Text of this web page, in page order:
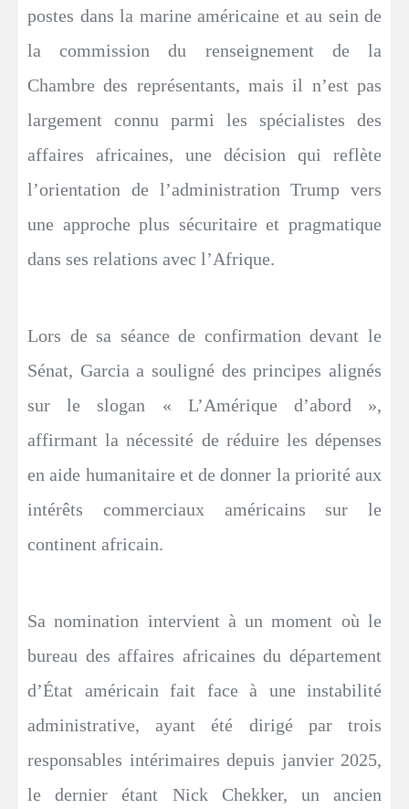
postes dans la marine américaine et au sein de
la commission du renseignement de la
Chambre des représentants, mais il n’est pas
largement connu parmi les spécialistes des
affaires africaines, une décision qui reflète
l’orientation de l’administration Trump vers
une approche plus sécuritaire et pragmatique
dans ses relations avec l’Afrique.
Lors de sa séance de confirmation devant le
Sénat, Garcia a souligné des principes alignés
sur le slogan « L’Amérique d’abord »,
affirmant la nécessité de réduire les dépenses
en aide humanitaire et de donner la priorité aux
intérêts commerciaux américains sur le
continent africain.
Sa nomination intervient à un moment où le
bureau des affaires africaines du département
d’État américain fait face à une instabilité
administrative, ayant été dirigé par trois
responsables intérimaires depuis janvier 2025,
le dernier étant Nick Chekker, un ancien